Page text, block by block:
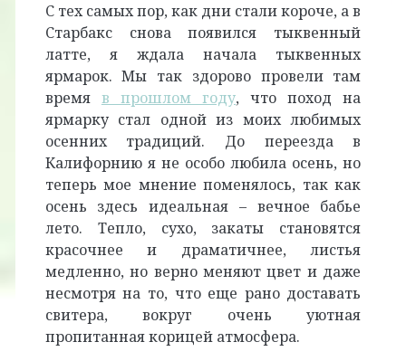
С тех самых пор, как дни стали короче, а в
Старбакс снова появился тыквенный
латте, я ждала начала тыквенных
ярмарок. Мы так здорово провели там
время в прошлом году, что поход на
ярмарку стал одной из моих любимых
осенних традиций. До переезда в
Калифорнию я не особо любила осень, но
теперь мое мнение поменялось, так как
осень здесь идеальная – вечное бабье
лето. Тепло, сухо, закаты становятся
красочнее и драматичнее, листья
медленно, но верно меняют цвет и даже
несмотря на то, что еще рано доставать
свитера, вокруг очень уютная
пропитанная корицей атмосфера.